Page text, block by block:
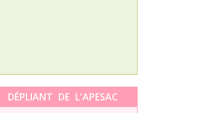
DÉPLIANT DE L'APESAC